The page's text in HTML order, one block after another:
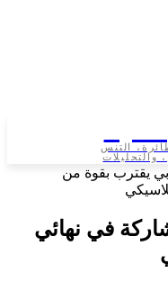
بقوة من
نهائي